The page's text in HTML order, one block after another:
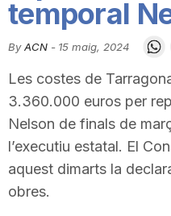
i
t
a
temporal
By ACN - 15 maig, 2024
Les costes de
3.360.000 euros per
Nelson de finals de
l’executiu estatal. El
aquest dimarts la
obres.